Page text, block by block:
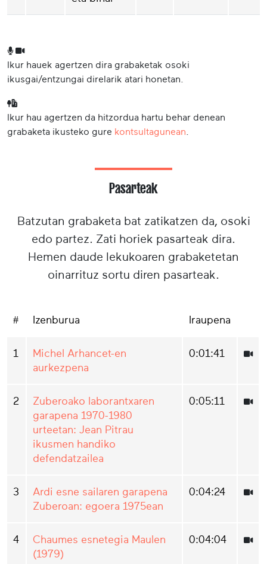
Ikur hauek agertzen dira grabaketak osoki
ikusgai/entzungai direlarik atari honetan.
Ikur hau agertzen da hitzordua hartu behar denean
grabaketa ikusteko gure kontsultagunean
Pasarteak
Batzutan grabaketa bat zatikatzen da, osoki
edo partez. Zati horiek pasarteak dira.
Hemen daude lekukoaren grabaketetan
oinarrituz sortu diren pasarteak.
# Izenburua Iraupena
1
Michel Arhancet-en
aurkezpena
0:01:41
2
Zuberoako laborantxaren
garapena 1970-1980
urteetan: Jean Pitrau
ikusmen handiko
defendatzailea
0:05:11
3
Ardi esne sailaren garapena
Zuberoan: egoera 1975ean
0:04:24
4
Chaumes esnetegia Maulen
(1979)
0:04:04